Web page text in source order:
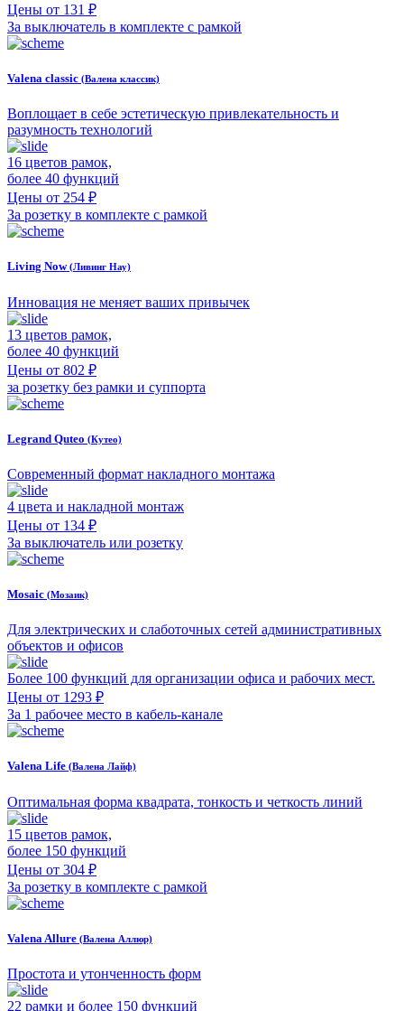
Цены от 131 ₽
За выключатель в комплекте с рамкой
Valena classic (Валена классик)
Воплощает в себе эстетическую привлекательность и
разумность технологий
16 цветов рамок,
более 40 функций
Цены от 254 ₽
За розетку в комплекте с рамкой
Living Now(Ливинг Нау)
Инновация не меняет ваших привычек
13 цветов рамок,
более 40 функций
Цены от 802 ₽
за розетку без рамки и суппорта
Legrand Quteo (Кутео)
Современный формат накладного монтажа
4 цвета и накладной монтаж
Цены от 134 ₽
За выключатель или розетку
Mosaic (Мозаик)
Для электрических и слаботочных сетей административных
объектов и офисов
Более 100 функций для организации офиса и рабочих мест.
Цены от 1293 ₽
За 1 рабочее место в кабель-канале
Valena Life (Валена Лайф)
Оптимальная форма квадрата, тонкость и четкость линий
15 цветов рамок,
более 150 функций
Цены от 304 ₽
За розетку в комплекте с рамкой
Valena Allure (Валена Аллюр)
Простота и утонченность форм
22 рамки и более 150 функций